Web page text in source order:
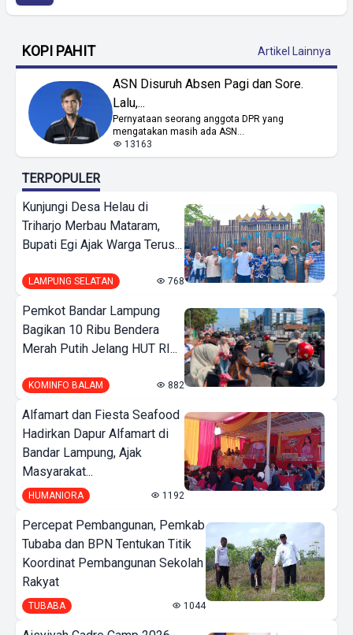
KOPI PAHIT Artikel Lainnya
ASN Disuruh Absen Pagi dan Sore.
Lalu,...
Pernyataan seorang anggota DPR yang
mengatakan masih ada ASN...
13163
TERPOPULER
Kunjungi Desa Helau di
Triharjo Merbau Mataram,
Bupati Egi Ajak Warga Terus...
LAMPUNG SELATAN 768
Pemkot Bandar Lampung
Bagikan 10 Ribu Bendera
Merah Putih Jelang HUT RI...
KOMINFO BALAM 882
Alfamart dan Fiesta Seafood
Hadirkan Dapur Alfamart di
Bandar Lampung, Ajak
Masyarakat...
HUMANIORA 1192
Percepat Pembangunan, Pemkab
Tubaba dan BPN Tentukan Titik
Koordinat Pembangunan Sekolah
Rakyat
TUBABA 1044